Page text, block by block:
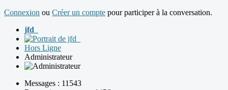
Connexion ou Créer un compte pour participer à la conversation.
jfd_
Hors Ligne
Administrateur
Messages : 11543